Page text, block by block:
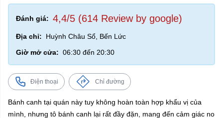
Đánh giá: 4,4/5 (614 Review by google)
Địa chỉ:
Huỳnh Châu Sổ, Bến Lức
Giờ mở cửa: 06:30 đến 20:30
Điện thoại Chỉ đường
Bánh canh tại quán này tuy không hoàn toàn hợp khẩu vị của
mình, nhưng tô bánh canh lại rất đầy đặn, mang đến cảm giác no